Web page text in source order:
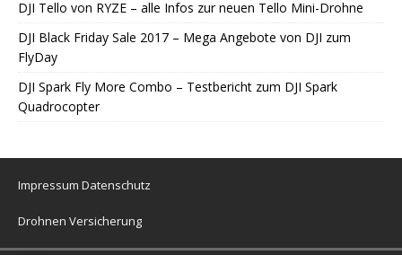
DJI Tello von RYZE – alle Infos zur neuen Tello Mini-Drohne
DJI Black Friday Sale 2017 – Mega Angebote von DJI zum
FlyDay
DJI Spark Fly More Combo – Testbericht zum DJI Spark
Quadrocopter
Impressum Datenschutz
Drohnen Versicherung